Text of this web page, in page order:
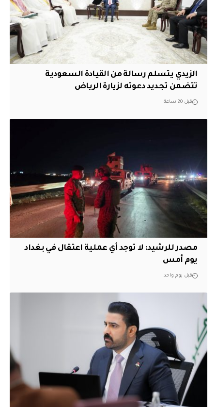
الزيدي يتسلم رسالة من القيادة السعودية
تتضمن تجديد دعوته لزيارة الرياض
قبل 20 ساعة
مصدر للرشيد: لا توجد أي عملية اعتقال في بغداد
يوم أمس
قبل يوم واحد